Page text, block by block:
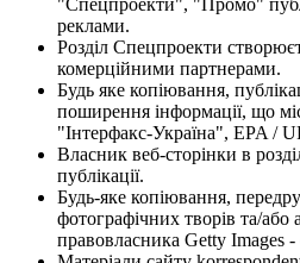
"Спецпроекти", "Промо"
реклами.
Розділ Спецпроекти
комерційними партнерами.
Будь яке копіювання,
поширення інформації, що
"Інтерфакс-Україна", EPA /
Власник веб-сторінки в
публікації.
Будь-яке копіювання,
фотографічних творів та/або
правовласника Getty Images -